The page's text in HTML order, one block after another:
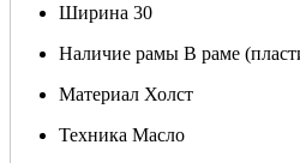
Ширина 30
Наличие рамы В раме
Материал Холст
Техника Масло